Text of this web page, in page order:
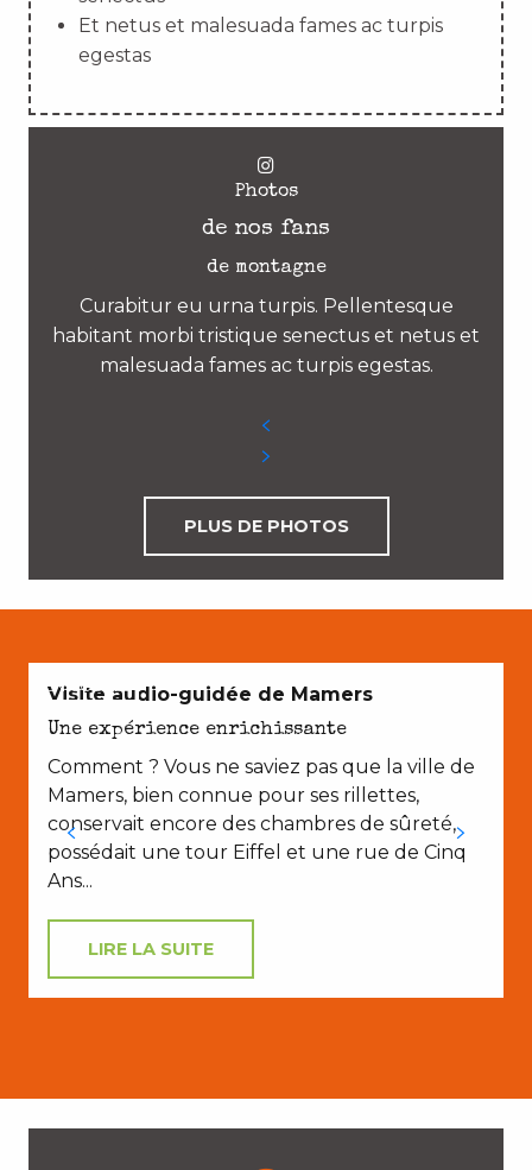
Et netus et malesuada fames ac turpis
egestas
Photos
de nos fans
de montagne
Curabitur eu urna turpis. Pellentesque
habitant morbi tristique senectus et netus et
malesuada fames ac turpis egestas.
PLUS DE PHOTOS
EN COUPLE
Visite audio-guidée de Mamers
Une expérience enrichissante
Comment ? Vous ne saviez pas que la ville de
Mamers, bien connue pour ses rillettes,
conservait encore des chambres de sûreté,
possédait une tour Eiffel et une rue de Cinq
Ans...
LIRE LA SUITE